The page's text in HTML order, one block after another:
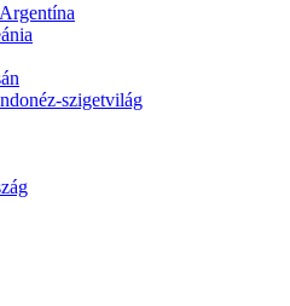
szigetvilág